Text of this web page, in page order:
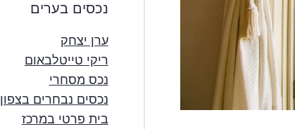
נכסים בערים
ערן יצחק
ריקי טייטלבאום
נכס מסחרי
נכסים נבחרים בצפון
בית פרטי במרכז